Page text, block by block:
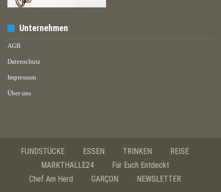
Unternehmen
AGB
Datenschutz
Impressum
Über uns
FUNDSTÜCKE ESSEN TRINKEN
REISE
MARKTHALLE24
Für Euch Entdeckt
Chef Am Herd
GARÇON NEWSLETTER